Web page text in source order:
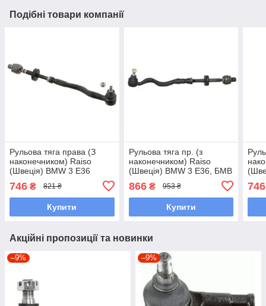
Подібні товари компанії
Рульова тяга права (З
наконечником) Raiso
(Швеція) BMW 3 E36
90-03 #RL-311316B
UAJECTF7
746 ₴ 821 ₴
Купити
Рульова тяга пр. (з
наконечником) Raiso
(Швеція) BMW 3 E36, БМВ
UAMOJSK7
866₴ 953 ₴
Купити
90-
746
Акційні пропозиції та новинки
–9% –9%